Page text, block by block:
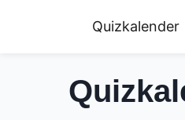
Quizkalender